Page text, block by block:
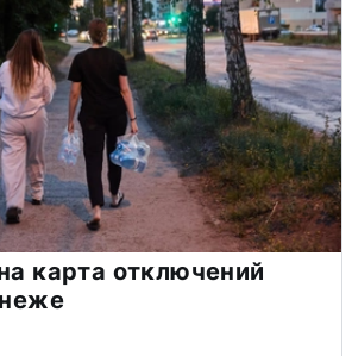
карта отключений